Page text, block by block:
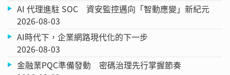
AI 代理進駐 SOC 資安監控邁向「智動應變」新紀元
2026-08-03
AI時代下，企業網路現代化的下一步
2026-08-03
金融業PQC準備發動 密碼治理先行掌握節奏